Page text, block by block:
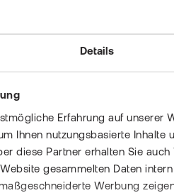
Details
Erfahrung auf unserer
Ihnen nutzungsbasierte Inhalte
diese Partner erhalten Sie
gesammelten Daten
Werbung